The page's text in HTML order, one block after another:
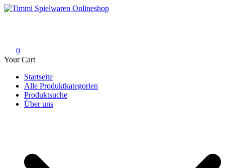
Skip
0
Your Cart
Startseite
Alle Produktkategorien
Produktsuche
Über uns